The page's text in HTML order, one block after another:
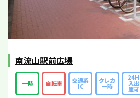
南流山駅前広場
一時 自転車 交通系
IC
クレカ
一時
24H
入出
庫可